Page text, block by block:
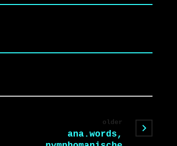
older
ana.words,